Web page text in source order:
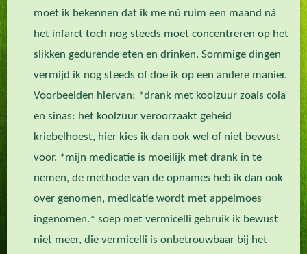
moet ik bekennen dat ik me nú ruim een maand ná
het infarct toch nog steeds moet concentreren op het
slikken gedurende eten en drinken. Sommige dingen
vermijd ik nog steeds of doe ik op een andere manier.
Voorbeelden hiervan: *drank met koolzuur zoals cola
en sinas: het koolzuur veroorzaakt geheid
kriebelhoest, hier kies ik dan ook wel of niet bewust
voor. *mijn medicatie is moeilijk met drank in te
nemen, de methode van de opnames heb ik dan ook
over genomen, medicatie wordt met appelmoes
ingenomen.* soep met vermicelli gebruik ik bewust
niet meer, die vermicelli is onbetrouwbaar bij het